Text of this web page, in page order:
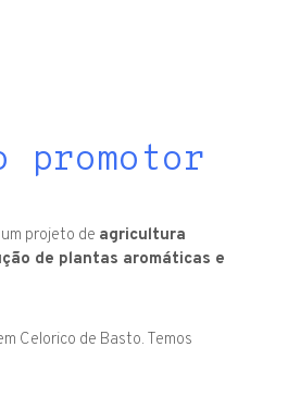
promotor
projeto de agricultura
de plantas aromáticas e
Celorico de Basto. Temos